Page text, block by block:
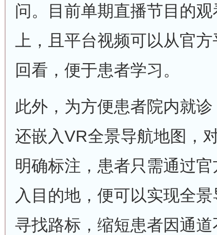
问。目前单期直播节目的
上，且平台视频可以从官
回看，便于患者学习。
此外，为方便患者院内就
还嵌入VR全景导航地图，
明确标注，患者只需通过
入目的地，便可以实现全
寻找路标，缩短患者因通